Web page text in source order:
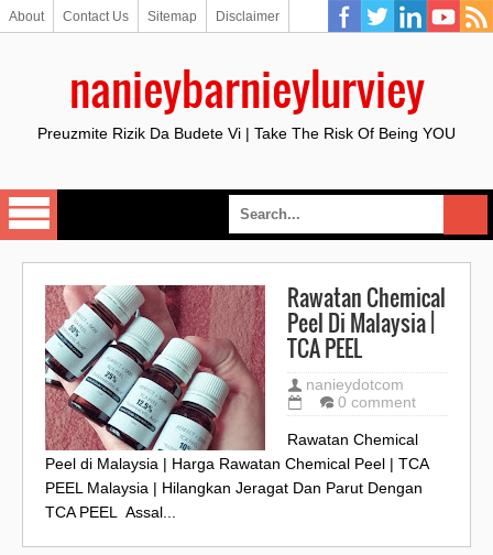
About Contact Us Sitemap Disclaimer
nanieybarnieylurviey
Preuzmite Rizik Da Budete Vi | Take The Risk Of Being YOU
Rawatan Chemical
Peel Di Malaysia |
TCA PEEL
nanieydotcom
0 comment
Rawatan Chemical
Peel di Malaysia | Harga Rawatan Chemical Peel | TCA
PEEL Malaysia | Hilangkan Jeragat Dan Parut Dengan
TCA PEEL Assal...